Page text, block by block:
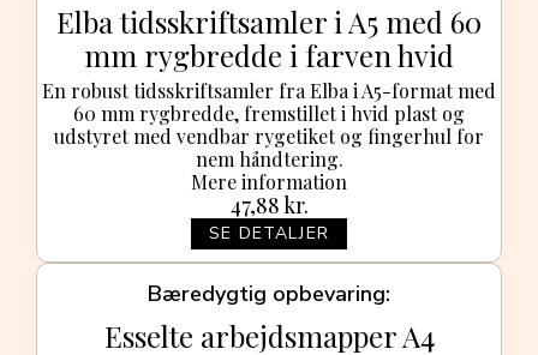
Elba tidsskriftsamler i A5 med 60
mm rygbredde i farven hvid
En robust tidsskriftsamler fra Elba i A5-format med
60 mm rygbredde, fremstillet i hvid plast og
udstyret med vendbar rygetiket og fingerhul for
nem håndtering.
47,88kr.
SE DETALJER
Mere information
Bæredygtig opbevaring
Esselte arbejdsmapper A4